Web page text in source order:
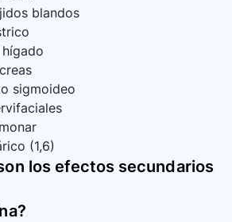
blandos
sigmoideo
(1,6)
los efectos secundarios
?